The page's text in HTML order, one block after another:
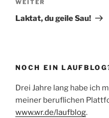
Nächster
Beitrag
WEITER
Laktat, du geile Sau!
NOCH EIN
Drei Jahre lang habe ich
meiner beruflichen
www.wr.de/laufblog.